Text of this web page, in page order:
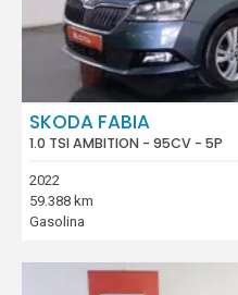
SKODA FABIA
1.0 TSI AMBITION - 95CV - 5P
2022
59.388 km
Gasolina